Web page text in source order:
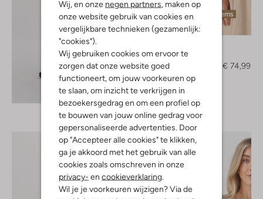
Wij, en onze negen partners, maken op
onze website gebruik van cookies en
vergelijkbare technieken (gezamenlijk:
"cookies").
Wij gebruiken cookies om ervoor te
zorgen dat onze website goed
functioneert, om jouw voorkeuren op
te slaan, om inzicht te verkrijgen in
bezoekersgedrag en om een profiel op
te bouwen van jouw online gedrag voor
gepersonaliseerde advertenties. Door
op "Accepteer alle cookies" te klikken,
ga je akkoord met het gebruik van alle
cookies zoals omschreven in onze
privacy- en cookieverklaring.
Wil je je voorkeuren wijzigen? Via de
Ontdek de look
Laatste items
-50%
Blouse
€ 74,99